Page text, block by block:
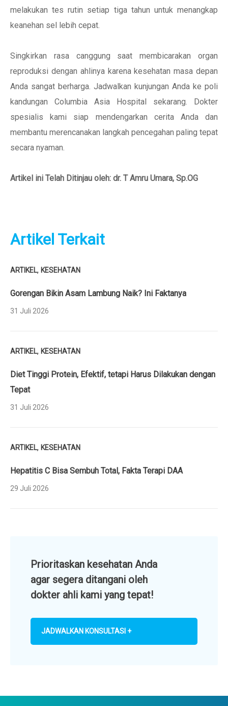
melakukan tes rutin setiap tiga tahun untuk menangkap
keanehan sel lebih cepat.
Singkirkan rasa canggung saat membicarakan organ
reproduksi dengan ahlinya karena kesehatan masa depan
Anda sangat berharga. Jadwalkan kunjungan Anda ke poli
kandungan Columbia Asia Hospital sekarang. Dokter
spesialis kami siap mendengarkan cerita Anda dan
membantu merencanakan langkah pencegahan paling tepat
secara nyaman.
Artikel ini Telah Ditinjau oleh: dr. T Amru Umara, Sp.OG
Artikel Terkait
ARTIKEL, KESEHATAN
Gorengan Bikin Asam Lambung Naik? Ini Faktanya
31 Juli 2026
ARTIKEL, KESEHATAN
Diet Tinggi Protein, Efektif, tetapi Harus Dilakukan dengan
Tepat
31 Juli 2026
ARTIKEL, KESEHATAN
Hepatitis C Bisa Sembuh Total, Fakta Terapi DAA
29 Juli 2026
Prioritaskan kesehatan Anda
agar segera ditangani oleh
dokter ahli kami yang tepat!
JADWALKAN KONSULTASI +